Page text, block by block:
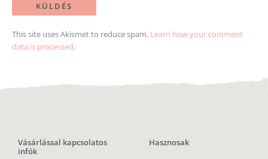
This site uses Akismet to reduce spam. Learn how your comment
data is processed.
Vásárlással kapcsolatos
infók
Hasznosak